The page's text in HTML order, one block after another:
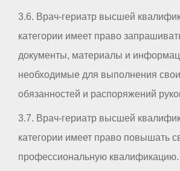
3.6. Врач-гериатр высшей
категории имеет право
документы, материалы и
необходимые для выполнения
обязанностей и распоряжений
3.7. Врач-гериатр высшей
категории имеет право повышать
профессиональную квалификацию.